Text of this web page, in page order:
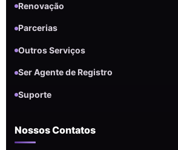
Renovação
Parcerias
Outros Serviços
Ser Agente de Registro
Suporte
Nossos Contatos